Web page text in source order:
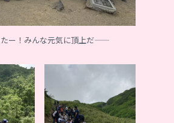
ー！みんな元気に頂上だ――